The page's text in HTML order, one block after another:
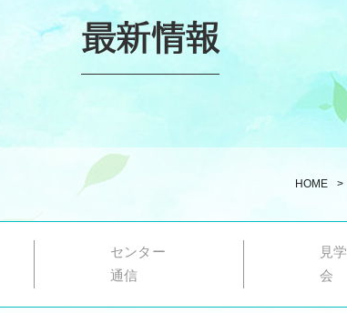
最新情報
HOME
センター
通信
見学
会